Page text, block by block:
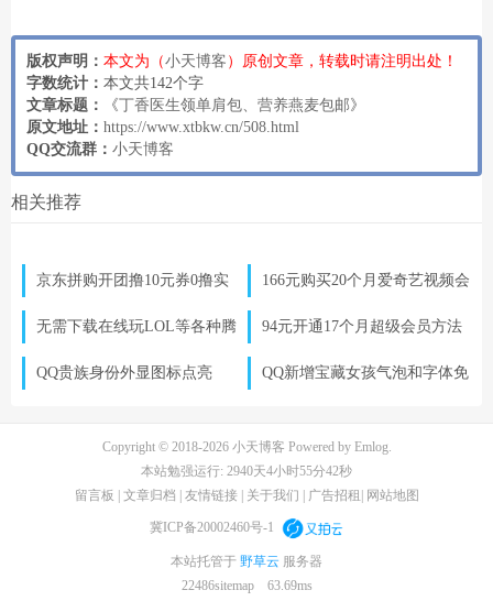
版权声明： 本文为（小天博客 ）原创文章，转载时请注明出处！
字数统计： 本文共142个字
文章标题：
《丁香医生领单肩包、营养燕麦包邮》
原文地址： https://www.xtbkw.cn/508.html
QQ交流群： 小天博客
相关推荐
京东拼购开团撸10元券0撸实
166元购买20个月爱奇艺视频会
员 月卡形式可赠送
无需下载在线玩LOL等各种腾
94元开通17个月超级会员方法
非一次性到账
QQ贵族身份外显图标点亮
QQ新增宝藏女孩气泡和字体免
Copyright © 2018-2026 小天博客 Powered by Emlog.
本站勉强运行: 2940天4小时55分43秒
留言板
文章归档 友情链接| 关于我们 广告招租 网站地图
冀ICP备20002460号-1
本站托管于 野草云 服务器
22486sitemap63.69ms